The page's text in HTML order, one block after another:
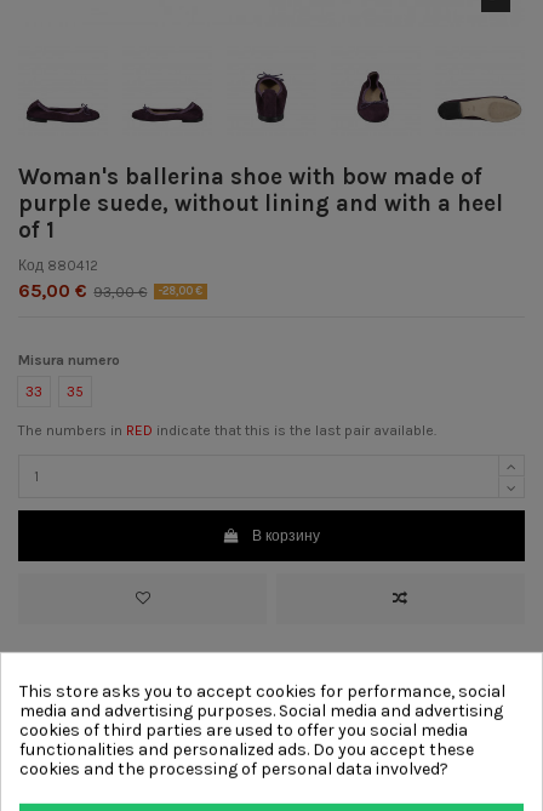
Woman's ballerina shoe with bow made of
purple suede, without lining and with a heel
of 1
Код 880412
65,00 € 93,00 € -28,00 €
Misura numero
33
35
The numbers in RED indicate that this is the last pair available.
В корзину
> Каблук: 1 cm[?]
>Подкладка:Без подкладки
>Подошва: Кожа
>Отделка:Бант
This store asks you to accept cookies for performance, social
media and advertising purposes. Social media and advertising
cookies of third parties are used to offer you social media
functionalities and personalized ads. Do you accept these
cookies and the processing of personal data involved?